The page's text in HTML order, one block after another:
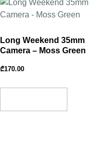
Long Weekend 35mm
Camera – Moss Green
₾170.00